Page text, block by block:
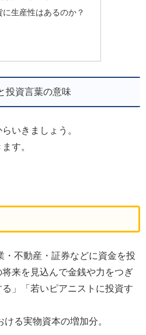
に生産性はあるのか？
投資言葉の意味
いきましょう。
す。
・不動産・証券などに資金を投
来を見込んで金銭や力をつぎ
」「若いピアニストに投資す
る実物資本の増加分。